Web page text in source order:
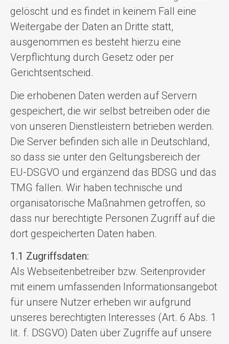
gelöscht und es findet in keinem Fall eine
Weitergabe der Daten an Dritte statt,
ausgenommen es besteht hierzu eine
Verpflichtung durch Gesetz oder per
Gerichtsentscheid.
Die erhobenen Daten werden auf Servern
gespeichert, die wir selbst betreiben oder die
von unseren Dienstleistern betrieben werden.
Die Server befinden sich alle in Deutschland,
so dass sie unter den Geltungsbereich der
EU-DSGVO und ergänzend das BDSG und das
TMG fallen. Wir haben technische und
organisatorische Maßnahmen getroffen, so
dass nur berechtigte Personen Zugriff auf die
dort gespeicherten Daten haben.
1.1 Zugriffsdaten:
Als Webseitenbetreiber bzw. Seitenprovider
mit einem umfassenden Informationsangebot
für unsere Nutzer erheben wir aufgrund
unseres berechtigten Interesses (Art. 6 Abs. 1
lit. f. DSGVO) Daten über Zugriffe auf unsere